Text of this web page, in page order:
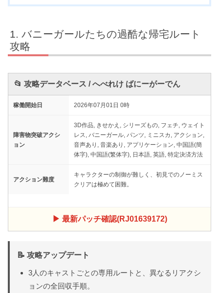
バニーガールたちの過酷な帰宅ルート
攻略
📂 攻略データベース / へべれけ ばにーがーでん
稼働開始日 2026年07月01日 0時
障害物突破アクシ
ョン
3D作品, きせかえ, シリーズもの, フェチ, ウェイト
レス, バニーガール, パンツ, ミニスカ, アクション,
音声あり, 音楽あり, アプリケーション, 中国語(簡
体字), 中国語(繁体字), 日本語, 英語, 特定決済方法
アクション難度
キャラクターの制御が難しく、初見でのノーミス
クリアは極めて困難。
▶ 最新パッチ確認(RJ01639172)
📝 攻略アップデート
3人のキャストごとの専用ルートと、異なるリアクシ
ョンの全回収手順。